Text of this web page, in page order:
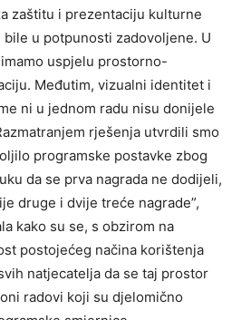
zaštitu i prezentaciju kulturne
u potpunosti zadovoljene. U
uspjelu prostorno-
Međutim, vizualni identitet i
ni u jednom radu nisu donijele
rješenja utvrdili smo
programske postavke zbog
da se prva nagrada ne dodijeli,
druge i dvije treće nagrade”,
kako su se, s obzirom na
postojećeg načina korištenja
natjecatelja da se taj prostor
radovi koji su djelomično